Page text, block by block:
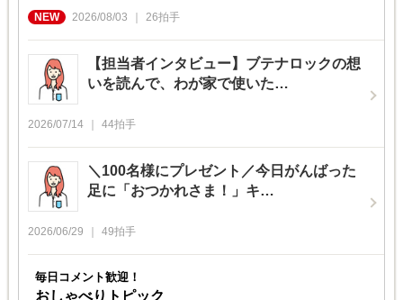
2026/08/03 26拍手
【担当者インタビュー】ブテナロックの想
いを読んで、わが家で使いた…
2026/07/14 44拍手
＼100名様にプレゼント／今日がんばった
足に「おつかれさま！」キ…
2026/06/29 49拍手
毎日コメント歓迎！
おしゃべりトピック